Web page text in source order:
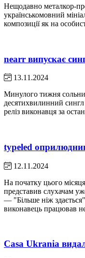
Нещодавно металкор-
українськомовний
композиції як на
nearr випускає
13.11.2024
Минулого тижня
десятихвилинний
реліз виконавця за
typeled
12.11.2024
На початку цього
представив слухачам
— "Більше ніж
виконавець працював
Casa Ukrania